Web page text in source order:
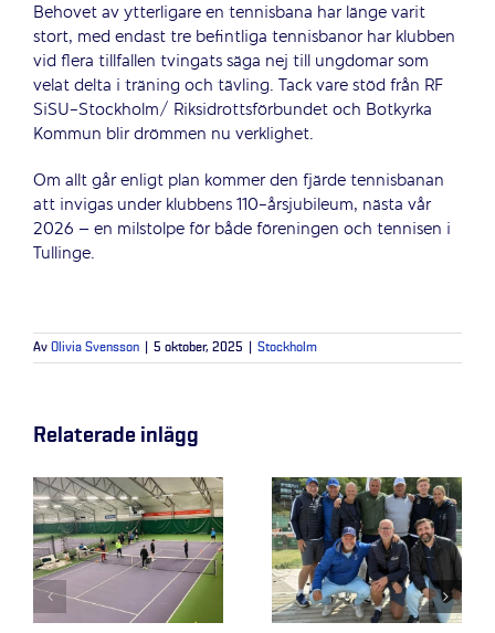
Behovet av ytterligare en tennisbana har länge varit
stort, med endast tre befintliga tennisbanor har klubben
vid flera tillfallen tvingats säga nej till ungdomar som
velat delta i träning och tävling. Tack vare stöd från RF
SiSU-Stockholm/ Riksidrottsförbundet och Botkyrka
Kommun blir drömmen nu verklighet.
Om allt går enligt plan kommer den fjärde tennisbanan
att invigas under klubbens 110-årsjubileum, nästa vår
2026 – en milstolpe för både föreningen och tennisen i
Tullinge.
Av Olivia Svensson 5 oktober, 2025 Stockholm
Relaterade inlägg